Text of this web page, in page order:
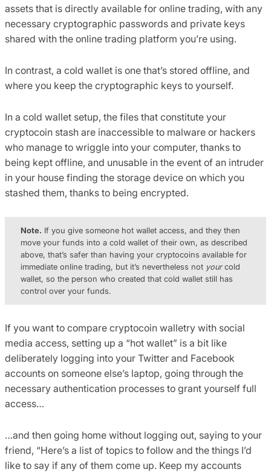
assets that is directly available for online trading, with any
necessary cryptographic passwords and private keys
shared with the online trading platform you’re using.
In contrast, a cold wallet is one that’s stored offline, and
where you keep the cryptographic keys to yourself.
In a cold wallet setup, the files that constitute your
cryptocoin stash are inaccessible to malware or hackers
who manage to wriggle into your computer, thanks to
being kept offline, and unusable in the event of an intruder
in your house finding the storage device on which you
stashed them, thanks to being encrypted.
Note. If you give someone hot wallet access, and they then
move your funds into a cold wallet of their own, as described
above, that’s safer than having your cryptocoins available for
immediate online trading, but it’s nevertheless not yourcold
wallet, so the person who created that cold wallet still has
control over your funds.
If you want to compare cryptocoin walletry with social
media access, setting up a “hot wallet” is a bit like
deliberately logging into your Twitter and Facebook
accounts on someone else’s laptop, going through the
necessary authentication processes to grant yourself full
access…
…and then going home without logging out, saying to your
friend, “Here’s a list of topics to follow and the things I’d
like to say if any of them come up. Keep my accounts